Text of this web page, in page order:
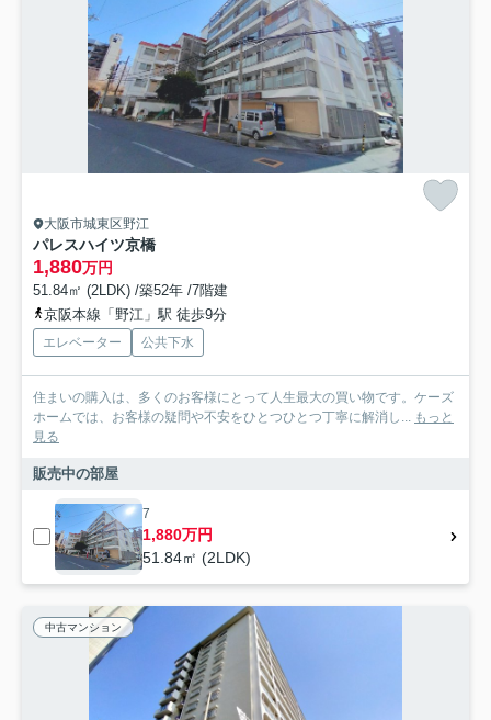
大阪市城東区野江
パレスハイツ京橋
1,880万円
51.84㎡ (2LDK) /築52年 /7階建
京阪本線「野江」駅 徒歩9分
エレベーター 公共下水
住まいの購入は、多くのお客様にとって人生最大の買い物です。ケーズ
ホームでは、お客様の疑問や不安をひとつひとつ丁寧に解消し... もっと
見る
販売中の部屋
7
1,880万円
51.84㎡ (2LDK)
中古マンション